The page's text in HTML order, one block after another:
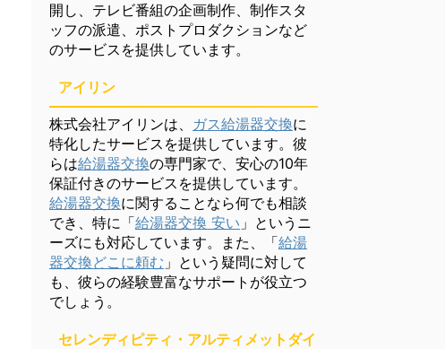
開し、テレビ番組の企画制作、制作スタ
ッフの派遣、ポストプロダクションなど
のサービスを提供しています。
アイリン
株式会社アイリンは、 ガス給湯器交換に
特化したサービスを提供しています。彼
らは給湯器交換の専門家で、安心の10年
保証付きのサービスを提供しています。
給湯器交換に関することなら何でも相談
でき、特に「給湯器交換 安い 」というニ
ーズにも対応しています。また、「給湯
器交換どこに頼む 」という疑問に対して
も、彼らの経験豊富なサポートが役立つ
でしょう。
セレンディピティ・アルティメットダイ